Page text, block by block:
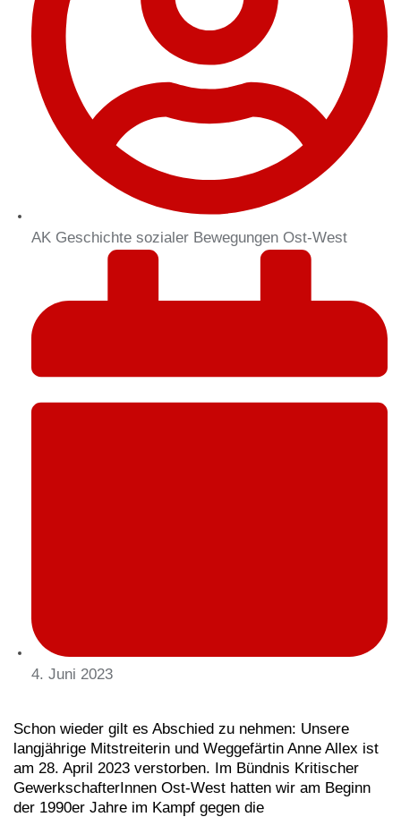
AK Geschichte sozialer Bewegungen Ost-West
4. Juni 2023
Schon wieder gilt es Abschied zu nehmen: Unsere
langjährige Mitstreiterin und Weggefärtin Anne Allex ist
am 28. April 2023 verstorben. Im Bündnis Kritischer
GewerkschafterInnen Ost-West hatten wir am Beginn
der 1990er Jahre im Kampf gegen die